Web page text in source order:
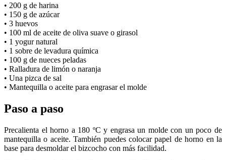
• 200 g de harina
• 150 g de azúcar
• 3 huevos
• 100 ml de aceite de oliva suave o girasol
• 1 yogur natural
• 1 sobre de levadura química
• 100 g de nueces peladas
• Ralladura de limón o naranja
• Una pizca de sal
• Mantequilla o aceite para engrasar el molde
Paso a paso
Precalienta el horno a 180 ºC y engrasa un molde con un poco de
mantequilla o aceite. También puedes colocar papel de horno en la
base para desmoldar el bizcocho con más facilidad.